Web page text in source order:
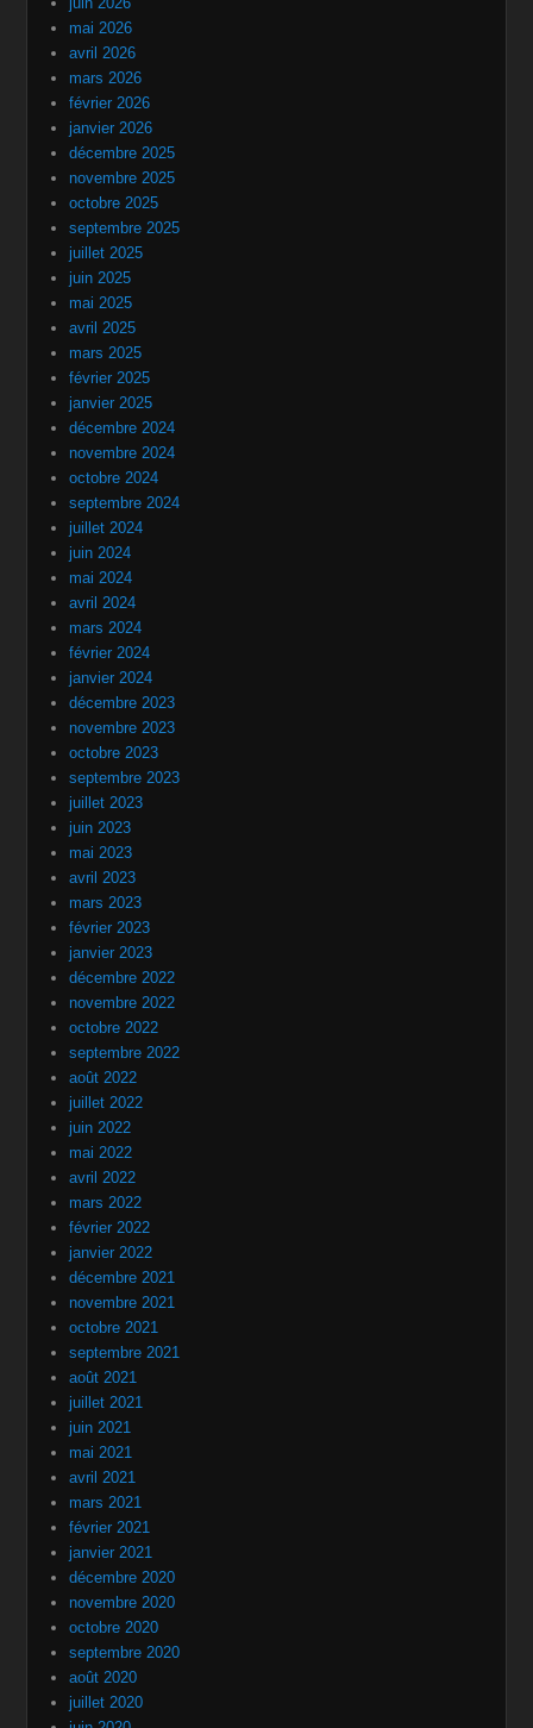
mai 2026
avril 2026
mars 2026
février 2026
janvier 2026
décembre 2025
novembre 2025
octobre 2025
septembre 2025
juillet 2025
juin 2025
mai 2025
avril 2025
mars 2025
février 2025
janvier 2025
décembre 2024
novembre 2024
octobre 2024
septembre 2024
juillet 2024
juin 2024
mai 2024
avril 2024
mars 2024
février 2024
janvier 2024
décembre 2023
novembre 2023
octobre 2023
septembre 2023
juillet 2023
juin 2023
mai 2023
avril 2023
mars 2023
février 2023
janvier 2023
décembre 2022
novembre 2022
octobre 2022
septembre 2022
août 2022
juillet 2022
juin 2022
mai 2022
avril 2022
mars 2022
février 2022
janvier 2022
décembre 2021
novembre 2021
octobre 2021
septembre 2021
août 2021
juillet 2021
juin 2021
mai 2021
avril 2021
mars 2021
février 2021
janvier 2021
décembre 2020
novembre 2020
octobre 2020
septembre 2020
août 2020
juillet 2020